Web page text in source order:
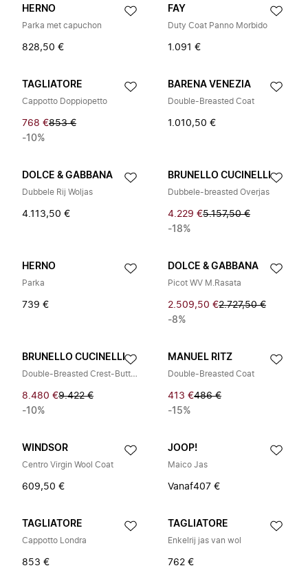
HERNO
Parka met capuchon
828,50 €
FAY
Duty Coat Panno Morbido
1.091 €
TAGLIATORE
Cappotto Doppiopetto
768 €853 €
-10%
BARENA VENEZIA
Double-Breasted Coat
1.010,50 €
DOLCE & GABBANA
Dubbele Rij Woljas
4.113,50 €
BRUNELLO CUCINELLI
Dubbele-breasted Overjas
4.229 €5.157,50 €
-18%
HERNO
Parka
739 €
DOLCE & GABBANA
Picot WV M.Rasata
2.509,50 €2.727,50 €
-8%
BRUNELLO CUCINELLI
Double-Breasted Crest-Button Coat
8.480 €9.422 €
-10%
MANUEL RITZ
Double-Breasted Coat
413 €486 €
-15%
WINDSOR
Centro Virgin Wool Coat
609,50 €
JOOP!
Maico Jas
Vanaf407 €
TAGLIATORE
Cappotto Londra
853 €
TAGLIATORE
Enkelrij jas van wol
762 €